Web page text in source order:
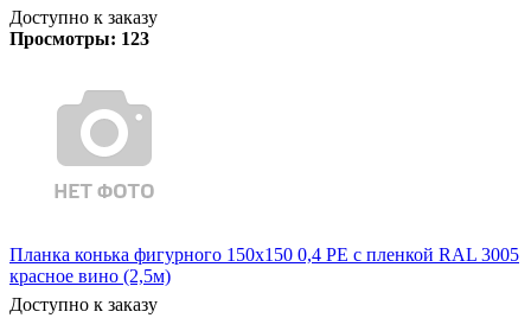
Доступно к заказу
Просмотры: 123
Планка конька фигурного 150x150 0,4 PE с пленкой RAL 3005
красное вино (2,5м)
Доступно к заказу